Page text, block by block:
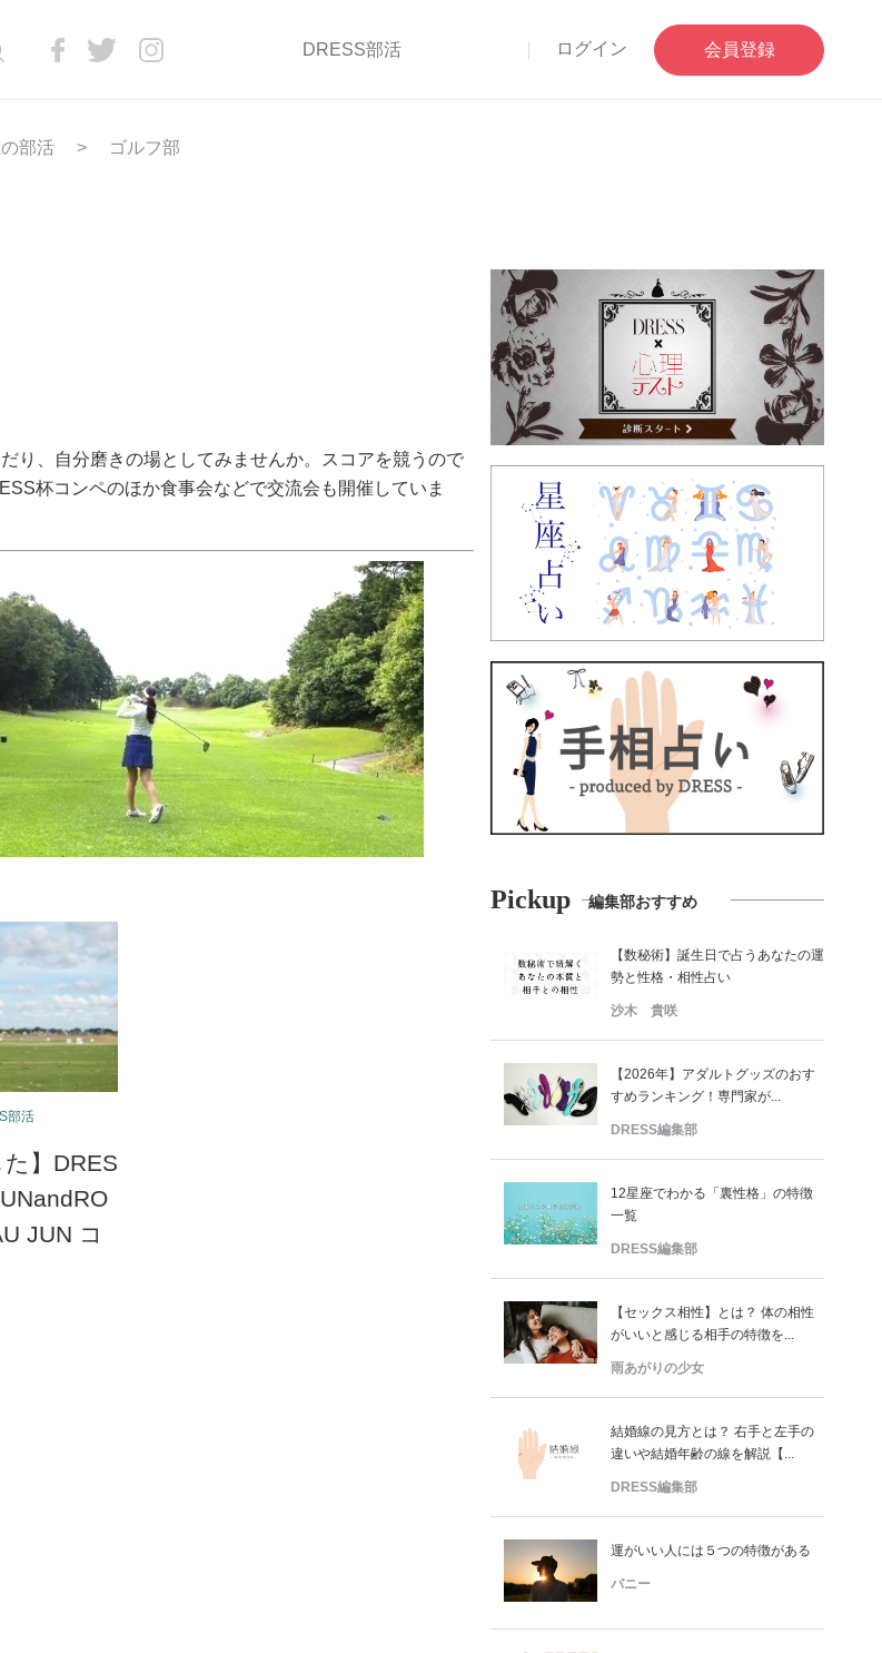
DRESS部活 ログイン 会員登録
部活 ゴルフ部
り、自分磨きの場としてみませんか。スコアを競うので
杯コンペのほか食事会などで交流会も開催していま
部活
た】DRES
JUN コ
Pickup 編集部おすすめ
【数秘術】誕生日で占うあなたの運
勢と性格・相性占い
沙木 貴咲
【2026年】アダルトグッズのおす
すめランキング！専門家が...
DRESS編集部
12星座でわかる「裏性格」の特徴
一覧
DRESS編集部
【セックス相性】とは？ 体の相性
がいいと感じる相手の特徴を...
雨あがりの少女
結婚線の見方とは？ 右手と左手の
違いや結婚年齢の線を解説【...
DRESS編集部
運がいい人には５つの特徴がある
バニー